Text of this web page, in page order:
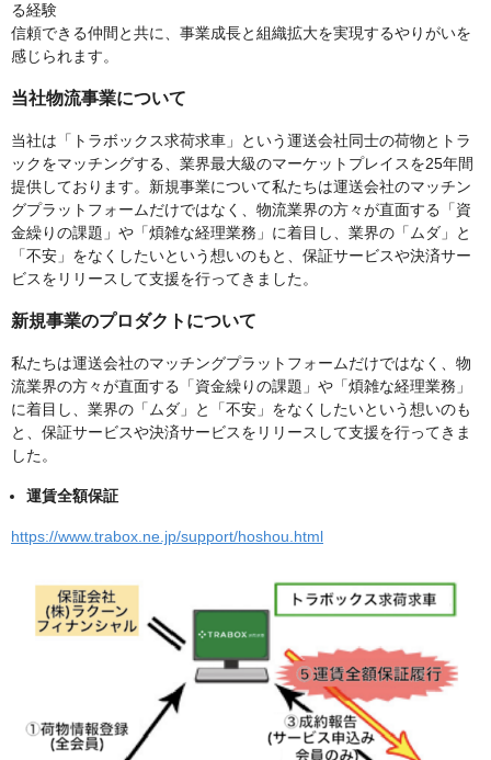
る経験
信頼できる仲間と共に、事業成長と組織拡大を実現するやりがいを
感じられます。
当社物流事業について
当社は「トラボックス求荷求車」という運送会社同士の荷物とトラ
ックをマッチングする、業界最大級のマーケットプレイスを25年間
提供しております。新規事業について私たちは運送会社のマッチン
グプラットフォームだけではなく、物流業界の方々が直面する「資
金繰りの課題」や「煩雑な経理業務」に着目し、業界の「ムダ」と
「不安」をなくしたいという想いのもと、保証サービスや決済サー
ビスをリリースして支援を行ってきました。
新規事業のプロダクトについて
私たちは運送会社のマッチングプラットフォームだけではなく、物
流業界の方々が直面する「資金繰りの課題」や「煩雑な経理業務」
に着目し、業界の「ムダ」と「不安」をなくしたいという想いのも
と、保証サービスや決済サービスをリリースして支援を行ってきま
した。
運賃全額保証
https://www.trabox.ne.jp/support/hoshou.html